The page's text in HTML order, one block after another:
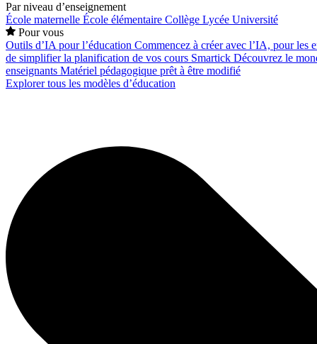
Par niveau d’enseignement
École maternelle École élémentaire Collège Lycée Université
Pour vous
Outils d’IA pour l’éducation Commencez à créer avec l’IA, pour les
de simplifier la planification de vos cours Smartick Découvrez le
enseignants Matériel pédagogique prêt à être modifié
Explorer tous les modèles d’éducation